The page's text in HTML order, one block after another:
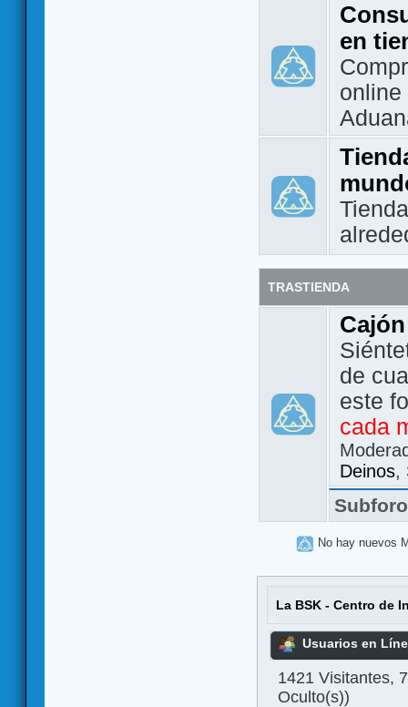
en
TRASTIENDA
de
este
cada
Deinos,
No hay nuevos
La BSK - Centro de
Usuarios en
1421 Visitantes,
Oculto(s))